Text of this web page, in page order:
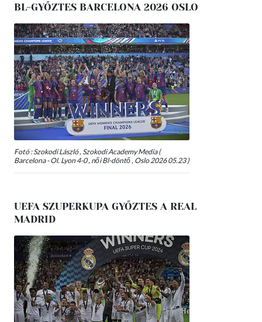
BL-GYŐZTES BARCELONA 2026 OSLO
Fotó : Szokodi László , Szokodi Academy Media (
Barcelona - Ol. Lyon 4-0 , női Bl-döntő , Oslo 2026 05.23 )
UEFA SZUPERKUPA GYŐZTES A REAL
MADRID